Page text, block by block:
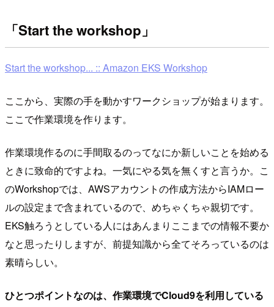
「Start the workshop」
Start the workshop... :: Amazon EKS Workshop
ここから、実際の手を動かすワークショップが始まります。
ここで作業環境を作ります。
作業環境作るのに手間取るのってなにか新しいことを始める
ときに致命的ですよね。一気にやる気を無くすと言うか。こ
のWorkshopでは、AWSアカウントの作成方法からIAMロー
ルの設定まで含まれているので、めちゃくちゃ親切です。
EKS触ろうとしている人にはあんまりここまでの情報不要か
なと思ったりしますが、前提知識から全てそろっているのは
素晴らしい。
ひとつポイントなのは、作業環境でCloud9を利用している